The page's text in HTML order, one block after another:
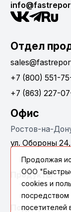
Отдел
+7 (800) 551-
+7 (863) 227-
Офис
Ростов-на-
ул. Обороны
Продукты
Поддержка
Продолжая
ООО
cookies и
посредством
посетителей